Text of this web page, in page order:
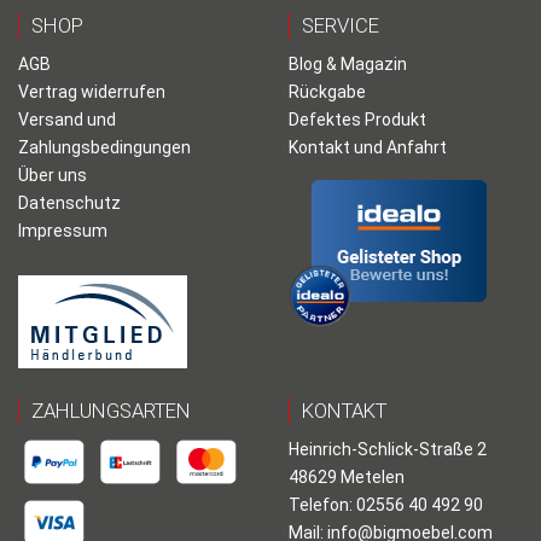
SHOP
AGB
Vertrag widerrufen
Versand und
Zahlungsbedingungen
Über uns
Datenschutz
Impressum
SERVICE
Blog & Magazin
Rückgabe
Defektes Produkt
Kontakt und Anfahrt
ZAHLUNGSARTEN KONTAKT
Heinrich-Schlick-Straße 2
48629 Metelen
Telefon: 02556 40 492 90
Mail: info@bigmoebel.com